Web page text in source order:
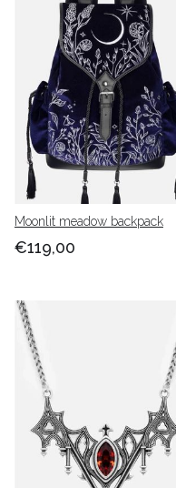
Moonlit meadow backpack
€119,00